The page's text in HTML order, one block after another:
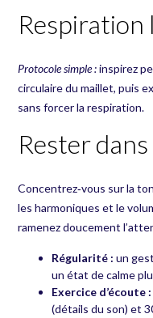
Protocole simple :inspirez
circulaire du maillet, puis
sans forcer la respiration.
Rester
Concentrez‑vous sur la
les harmoniques et le
ramenez doucement
Régularité : un
un état de calme
Exercice d’écoute :
(détails du son) et